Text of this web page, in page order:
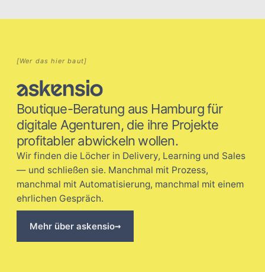
[Wer das hier baut]
Boutique-Beratung aus Hamburg für
digitale Agenturen, die ihre Projekte
profitabler abwickeln wollen.
Wir finden die Löcher in Delivery, Learning und Sales
— und schließen sie. Manchmal mit Prozess,
manchmal mit Automatisierung, manchmal mit einem
ehrlichen Gespräch.
Mehr über askensio→